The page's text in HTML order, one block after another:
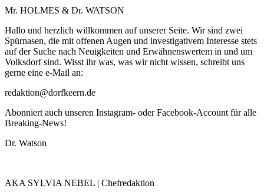
Mr. HOLMES & Dr. WATSON
Hallo und herzlich willkommen auf unserer Seite. Wir sind zwei
Spürnasen, die mit offenen Augen und investigativem Interesse stets
auf der Suche nach Neuigkeiten und Erwähnenswertem in und um
Volksdorf sind. Wisst ihr was, was wir nicht wissen, schreibt uns
gerne eine e-Mail an:
redaktion@dorfkeern.de
Abonniert auch unseren Instagram- oder Facebook-Account für alle
Breaking-News!
Dr. Watson
AKA SYLVIA NEBEL | Chefredaktion